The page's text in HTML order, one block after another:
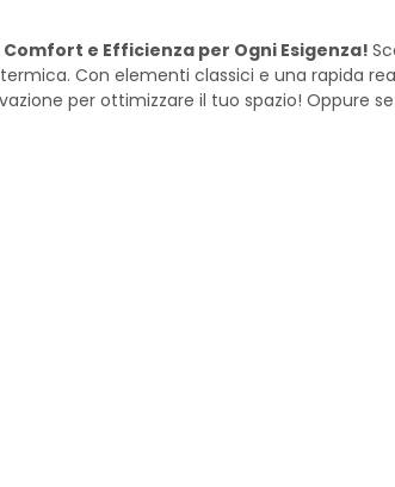
e Efficienza per Ogni Esigenza!
Con elementi classici e una rapida
per ottimizzare il tuo spazio! Oppure